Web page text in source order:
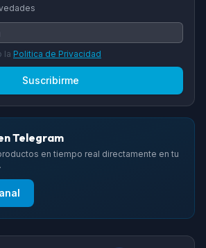
la Politica de Privacidad
Suscribirme
Telegram
en tiempo real directamente en tu